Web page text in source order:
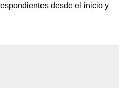
desde el inicio y